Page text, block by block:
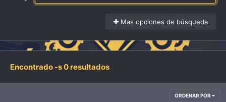
Mas opciones de búsqueda
Encontrado -s 0 resultados
ORDENAR POR